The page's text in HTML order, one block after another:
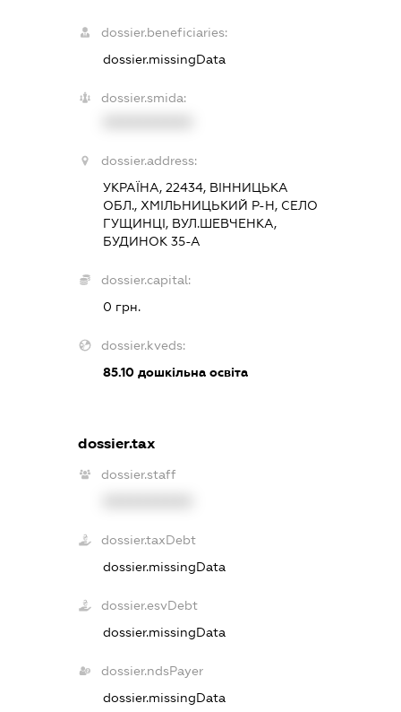
dossier.beneficiaries:
dossier.missingData
dossier.smida:
dossier.address:
УКРАЇНА, 22434, ВІННИЦЬКА
ОБЛ., ХМІЛЬНИЦЬКИЙ Р-Н, СЕЛО
ГУЩИНЦІ, ВУЛ.ШЕВЧЕНКА,
БУДИНОК 35-А
dossier.capital:
0 грн.
dossier.kveds:
85.10дошкільна освіта
dossier.tax
dossier.staff
dossier.taxDebt
dossier.missingData
dossier.esvDebt
dossier.missingData
dossier.ndsPayer
dossier.missingData